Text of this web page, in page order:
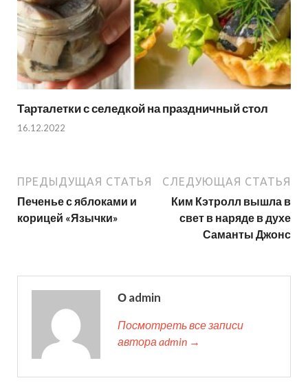
Тарталетки с селедкой на праздничный стол
16.12.2022
ПРЕДЫДУЩАЯ СТАТЬЯ
Печенье с яблоками и
корицей «Язычки»
СЛЕДУЮЩАЯ СТАТЬЯ
Ким Кэтролл вышла в
свет в наряде в духе
Саманты Джонс
О admin
Посмотреть все записи
автора admin →